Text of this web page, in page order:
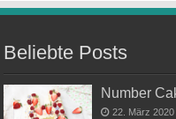
Beliebte Posts
Number
22. März 2020